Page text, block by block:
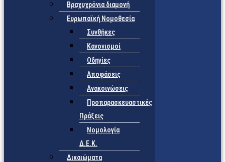
Βραχυχρόνια διαμονή
Ευρωπαϊκή Νομοθεσία
Συνθήκες
Κανονισμοί
Οδηγίες
Αποφάσεις
Ανακοινώσεις
Προπαρασκευαστικές
Πράξεις
Νομολογία
Δ.Ε.Κ.
Δικαιώματα